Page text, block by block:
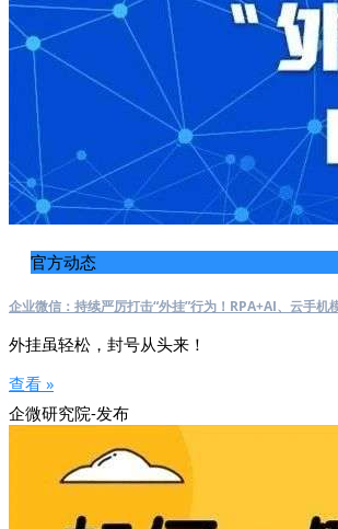
官方动态
企业微信：持续严厉打击“外挂”行为！RPA+AI、云手机
外挂虽轻松，封号从头来！
查看 »
企微研究院-发布